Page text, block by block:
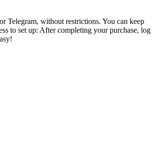
Telegram, without restrictions. You can keep
to set up: After completing your purchase, log